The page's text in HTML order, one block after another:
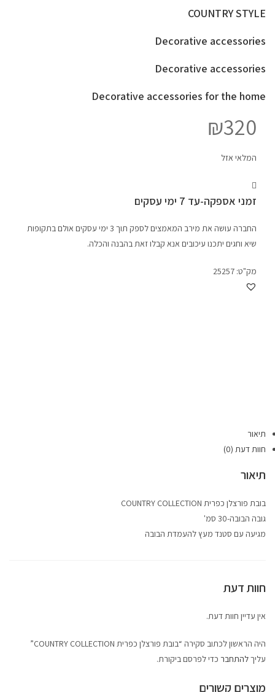
COUNTRY STYLE
Decorative accessories
Decorative accessories
Decorative accessories for the home
₪320
המלאי אזל
זמני אספקה-עד 7 ימי עסקים
החברה עושה את מירב המאמצים לספק תוך 3 ימי עסקים אולם בתקופות
שיא וחגים יתכנו עיכובים אנא קבלו זאת בהבנה והכלה.
מק"ט: 25257
תיאור
חוות דעת (0)
תיאור
בובת פורצלן כפרית COUNTRY COLLECTION
גובה הבובה-30 סמ'
מגיעה עם סטנד מעץ להעמדת הבובה
חוות דעת
אין עדיין חוות דעת.
היה הראשון לכתוב סקירה “בובת פורצלן כפרית COUNTRY COLLECTION”
עליךלהתחבר כדי לפרסם ביקורת.
מוצרים קשורים